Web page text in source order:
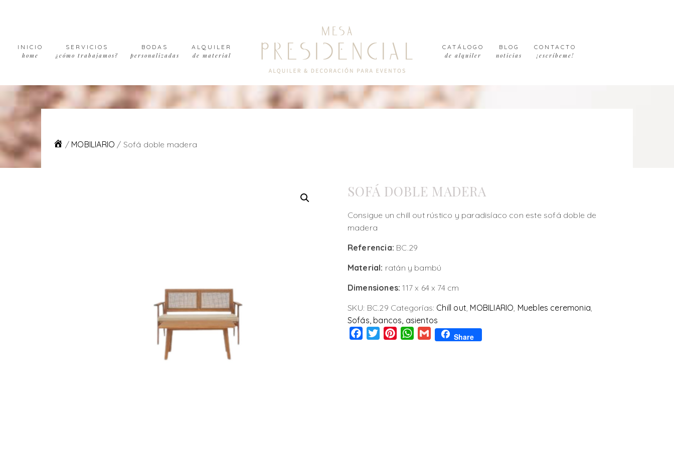
navigation
contentINICIO
home
SERVICIOS
¿cómo trabajamos?
BODAS
personalizadas
ALQUILER
de material
CATÁLOGO
de alquiler
BLOG
noticias
CONTACTO
¡escríbeme!
/ MOBILIARIO / Sofá doble madera
SOFÁ DOBLE MADERA
Consigue un chill out rústico y paradisíaco con este sofá doble de
madera
Referencia: BC.29
Material: ratán y bambú
Dimensiones: 117 x 64 x 74 cm
SKU: BC.29 Categorías: Chill out MOBILIARIO Muebles ceremonia
Sofás, bancos, asientos
Facebook
TwitterPinterestWhatsApp
Gmail Share